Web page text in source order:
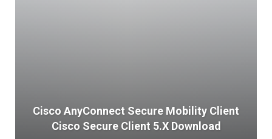
Cisco AnyConnect Secure Mobility Client
Cisco Secure Client 5.x Download